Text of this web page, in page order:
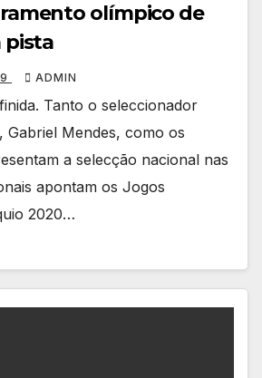
olímpico de
pista
ADMIN
Tanto o seleccionador
Gabriel Mendes, como os
a selecção nacional nas
apontam os Jogos
2020…